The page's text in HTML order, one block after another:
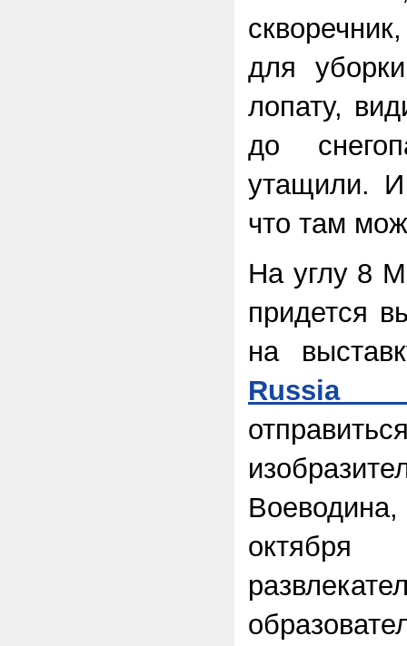
для
лопату,
до
утащили.
что там
На углу 8
придется
на
Russia